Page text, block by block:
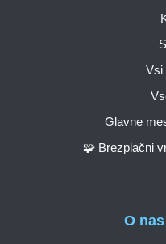
O
Vsi
Glavne
🧩 Brezplačni